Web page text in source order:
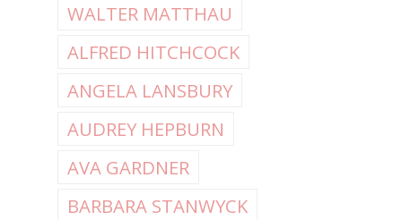
WALTER MATTHAU
ALFRED HITCHCOCK
ANGELA LANSBURY
AUDREY HEPBURN
AVA GARDNER
BARBARA STANWYCK